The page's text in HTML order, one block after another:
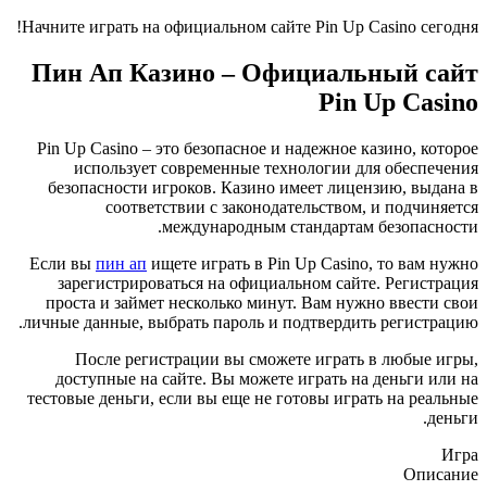
Начните играть на официальном сайте Pin Up Casino сегодня!
Пин Ап Казино – Официальный сайт
Pin Up Casino
Pin Up Casino – это безопасное и надежное казино, которое
использует современные технологии для обеспечения
безопасности игроков. Казино имеет лицензию, выдана в
соответствии с законодательством, и подчиняется
международным стандартам безопасности.
Если вы пин ап ищете играть в Pin Up Casino, то вам нужно
зарегистрироваться на официальном сайте. Регистрация
проста и займет несколько минут. Вам нужно ввести свои
личные данные, выбрать пароль и подтвердить регистрацию.
После регистрации вы сможете играть в любые игры,
доступные на сайте. Вы можете играть на деньги или на
тестовые деньги, если вы еще не готовы играть на реальные
деньги.
Игра
Описание